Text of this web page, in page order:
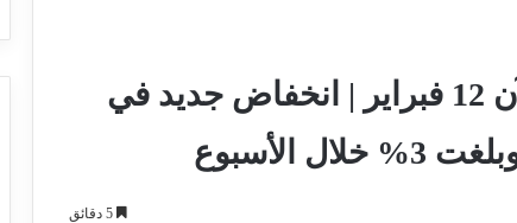
اخر اخبار كورونا في جورجيا الآن 12 فبراير | انخفاض جديد في